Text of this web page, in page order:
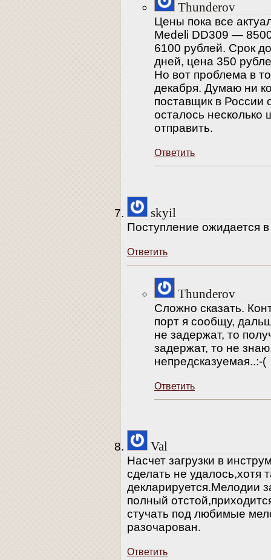
Thunderov
Цены пока все
Medeli DD309 —
6100 рублей. Срок
дней, цена 350
Но вот проблема в
декабря. Думаю ни
поставщик в
осталось
отправить.
Ответить
skyil
Поступление ожидается
Ответить
Thunderov
Сложно сказать.
порт я сообщу,
не задержат, то
задержат, то не
непредсказуемая..:-(
Ответить
Val
Насчет загрузки в
сделать не удалось,хотя
декларируется.Мелодии
полный
стучать под любимые
разочарован.
Ответить